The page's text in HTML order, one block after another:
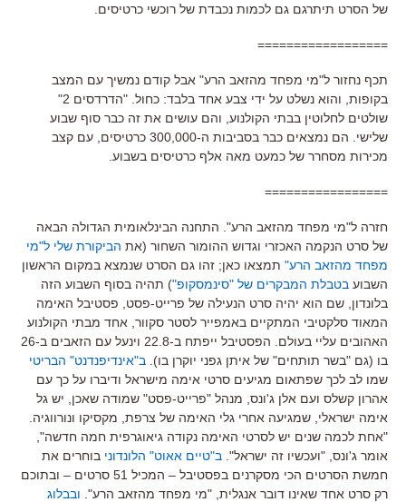
של הסרט תיתרגם גם לכמות נכבדת של רוכשי כרטיסים.
==================
תכף נחזור ל"מי מפחד מהזאב הרע" אבל קודם נמשיך עם המצב
בקופות, והוא נשלט על ידי צבע אחד בלבד: כחול. "הדרדסים 2"
שולטים לחלוטין בבתי הקולנוע, והם עושים את זה כבר סוף שבוע
שלישי. הם נמצאים כבר בסביבות ה-300,000 כרטיסים, עם קצב
מכירות מסחרר של כמעט מאה אלף כרטיסים בשבוע.
=================
חזרה ל"מי מפחד מהזאב הרע". התחנה הבינלאומית הגדולה הבאה
של סרט הנקמה האכזרי וגדוש ההומור השחור (את הביקורת שלי ל"מי
מפחד מהזאב הרע" תמצאו כאן; זהו גם הסרט שנמצא במקום הראשון
השבוע בטבלת המבקרים של "סינמסקופ") תהיה בסוף השבוע הזה
בלונדון, שם הוא יהיה סרט הנעילה של פרייט-פסט, פסטיבל האימה
המאוד סלקטיבי המתקיים באמפייר לסטר סקוור, אחד מבתי הקולנוע
האהובים עליי בעולם. הפסטיבל ייפתח ב-22.8 וינעל עם הזאבים ב-26
בו (גם "בשר תותחים" של איתן גפני יוקרן בו). ב"אינדיפנדנט" הבריטי
שמו לב לכך שפתאום מגיעים סרטי אימה מישראל ודיברו על כך עם
אהרון קשלס ועם אלן ג'ונס, מנהל "פרייט-פסט" שמודה שאכן, יש גל
אימה ישראלי, שמגיעה אחרי גלי האימה של צרפת, מקסיקו ונורווגיה.
"אחת לכמה שנים יש לסרטי האימה נקודה גיאוגרפית חמה חדשה",
אומר ג'ונס, "ועכשיו זה ישראל". ב"טיים אאוט" הלונדוני בוחרים את
חמשת הסרטים הכי מסקרנים בפסטיבל – המכיל 51 סרטים – ובתוכם
רק סרט אחד שאינו דובר אנגלית, "מי מפחד מהזאב הרע". ובבלוג